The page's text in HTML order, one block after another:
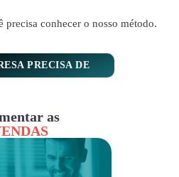
precisa conhecer o nosso método.
PRECISA DE
as